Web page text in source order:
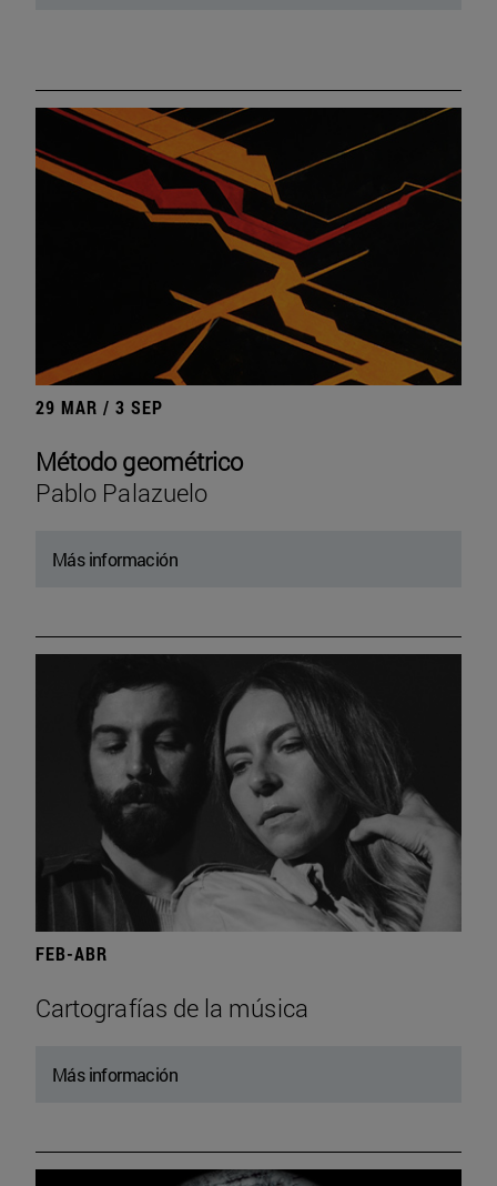
29 MAR / 3 SEP
Método geométrico
Pablo Palazuelo
Más información
FEB-ABR
Cartografías de la música
Más información